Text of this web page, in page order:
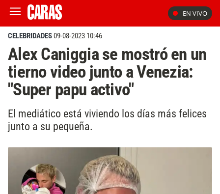
EN VIVO
CELEBRIDADES09-08-2023 10:46
Alex Caniggia se mostró en un
tierno video junto a Venezia:
"Super papu activo"
El mediático está viviendo los días más felices
junto a su pequeña.